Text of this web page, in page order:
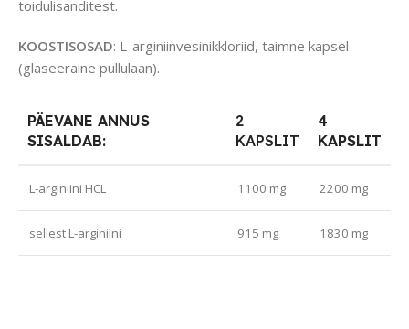
toidulisanditest.
KOOSTISOSAD: L-arginiinvesinikkloriid, taimne kapsel
(glaseeraine pullulaan).
PÄEVANE ANNUS
SISALDAB:
2
KAPSLIT
4
KAPSLIT
L-arginiini HCL 1100 mg 2200 mg
sellest L-arginiini 915 mg 1830 mg